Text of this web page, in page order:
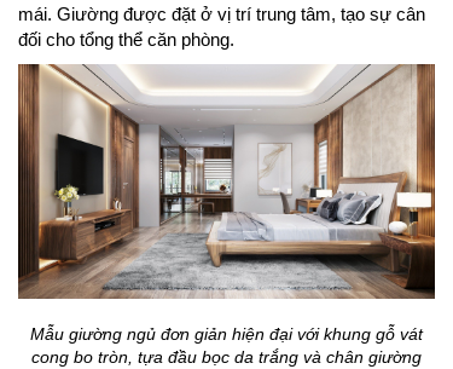
mái. Giường được đặt ở vị trí trung tâm, tạo sự cân
đối cho tổng thể căn phòng.
Mẫu giường ngủ đơn giản hiện đại với khung gỗ vát
cong bo tròn, tựa đầu bọc da trắng và chân giường